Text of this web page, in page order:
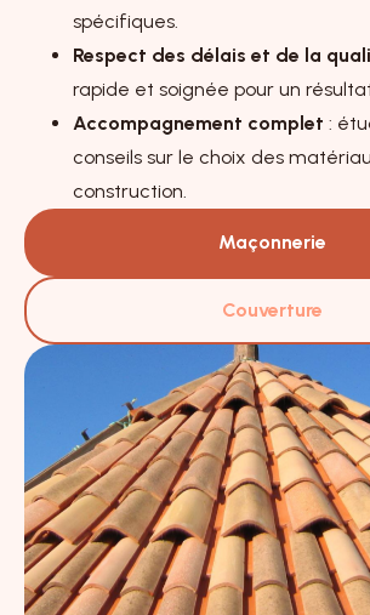
spécifiques.
Respect des délais et de la
rapide et soignée pour un
Accompagnement complet :
conseils sur le choix des
construction.
Maçonnerie
Couverture